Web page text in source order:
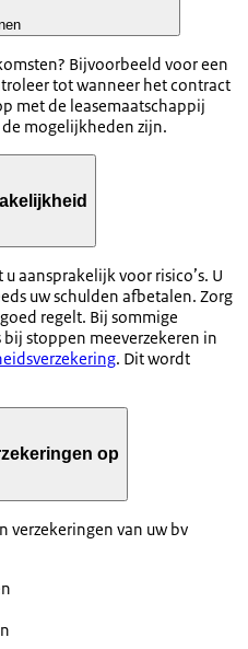
Bijvoorbeeld voor een
tot wanneer het contract
met de leasemaatschappij
mogelijkheden zijn.
aansprakelijk voor risico’s. U
uw schulden afbetalen. Zorg
regelt. Bij sommige
bij stoppen meeverzekeren in
. Dit wordt
op
verzekeringen van uw bv